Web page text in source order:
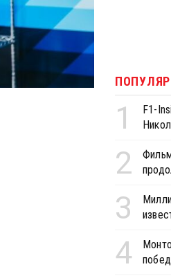
1
F1-
2
3
4